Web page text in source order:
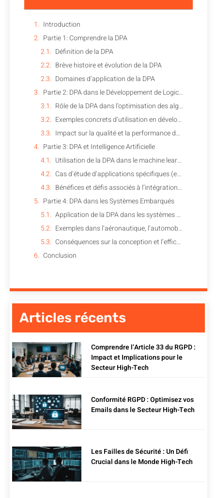
Introduction
Partie 1: Comprendre la DPA
Définition de la DPA
Brève histoire et évolution de la DPA
Domaines d’application de la DPA
Partie 2: DPA dans le Développement de Logiciels
Rôle de la DPA dans l’optimisation des algorithmes
Exemples concrets d’utilisation en développement logiciel
Impact sur la qualité et la performance des logiciels
Partie 3: DPA et Intelligence Artificielle
Utilisation de la DPA dans le machine learning et l’IA
Cas d’étude d’applications spécifiques (ex. reconnaissance de formes, NLP)
Bénéfices et défis associés à l’intégration de la DPA en IA
Partie 4: DPA dans les Systèmes Embarqués
Application de la DPA dans les systèmes embarqués
Exemples dans l’aéronautique, l’automobile, et la robotique
Conséquences sur la conception et l’efficacité des systèmes embarqués
Conclusion
Articles récents
Comprendre l’Article 33 du RGPD :
Impact et Implications pour le
Secteur High-Tech
Conformité RGPD : Optimisez vos
Emails dans le Secteur High-Tech
Les Failles de Sécurité : Un Défi
Crucial dans le Monde High-Tech